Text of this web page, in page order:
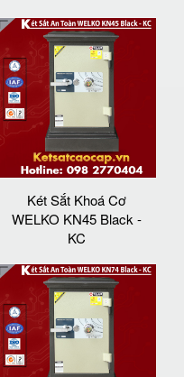
Két Sắt Khoá Cơ
WELKO KN45 Black -
KC